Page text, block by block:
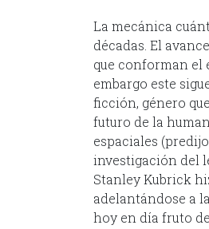
La mecánica
décadas. El
que conforman el
embargo este
ficción, género
futuro de la
espaciales
investigación del
Stanley Kubrick
adelantándose a
hoy en día fruto